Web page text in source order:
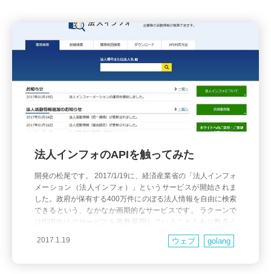
法人インフォのAPIを触ってみた
開発の松尾です。 2017/1/19に、経済産業省の「法人インフォ
メーション（法人インフォ）」というサービスが開始されま
した。政府が保有する400万件にのぼる法人情報を自由に検索
できるという、なかなか画期的なサービスです。 ラクーンで
はB2B向けのサービスを複数展開していることもあり数多く
の企業情報を取り扱います、政府によって一元化された企業
情報に自由にアクセスできるというのは、ラク
2017.1.19 ウェブ golang